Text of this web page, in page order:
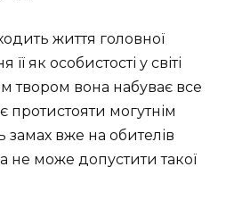
життя головної
її як особистості у світі
твором вона набуває все
протистояти могутнім
замах вже на обителів
не може допустити такої